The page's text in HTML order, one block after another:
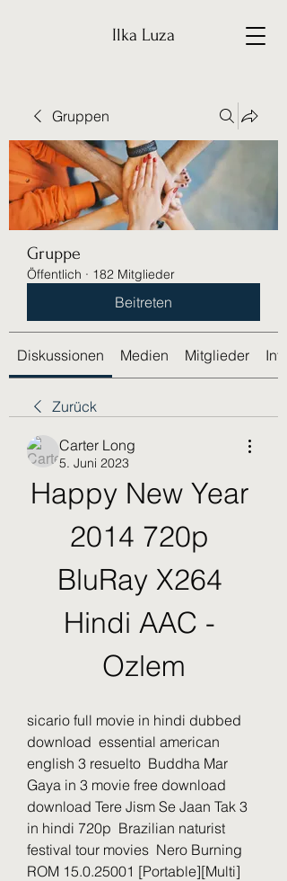
Ilka Luza
Gruppen
Gruppe
Öffentlich · 182 Mitglieder
Beitreten
Diskussionen Medien Mitglieder Info
Zurück
Carter Long
5. Juni 2023
Happy New Year
2014 720p
BluRay X264
Hindi AAC -
Ozlem
sicario full movie in hindi dubbed
download  essential american
english 3 resuelto  Buddha Mar
Gaya in 3 movie free download
download Tere Jism Se Jaan Tak 3
in hindi 720p  Brazilian naturist
festival tour movies  Nero Burning
ROM 15.0.25001 [Portable][Multi]